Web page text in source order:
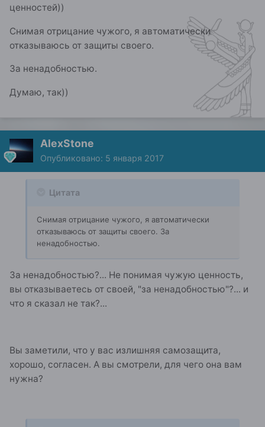
ценностей))
Снимая отрицание чужого, я автоматически
отказываюсь от защиты своего.
За ненадобностью.
Думаю, так))
AlexStone
Опубликовано: 5 января 2017
Цитата
Снимая отрицание чужого, я автоматически
отказываюсь от защиты своего. За
ненадобностью.
За ненадобностью?... Не понимая чужую ценность,
вы отказываетесь от своей, "за ненадобностью"?... и
что я сказал не так?...
Вы заметили, что у вас излишняя самозащита,
хорошо, согласен. А вы смотрели, для чего она вам
нужна?